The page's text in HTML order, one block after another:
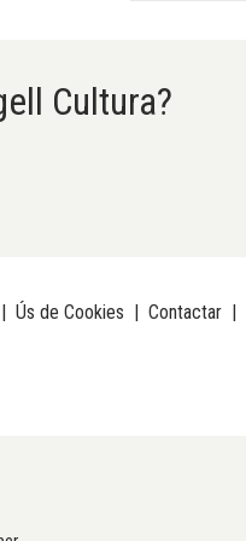
Cultura?
| Ús de Cookies | Contactar |